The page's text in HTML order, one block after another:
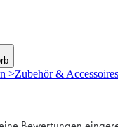
>Zubehör &